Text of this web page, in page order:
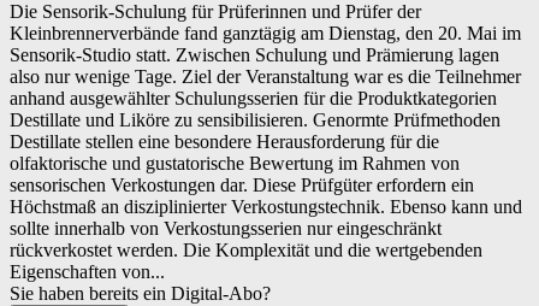
Die Sensorik-Schulung für Prüferinnen und Prüfer der
Kleinbrennerverbände fand ganztägig am Dienstag, den 20. Mai im
Sensorik-Studio statt. Zwischen Schulung und Prämierung lagen
also nur wenige Tage. Ziel der Veranstaltung war es die Teilnehmer
anhand ausgewählter Schulungsserien für die Produktkategorien
Destillate und Liköre zu sensibilisieren. Genormte Prüfmethoden
Destillate stellen eine besondere Herausforderung für die
olfaktorische und gustatorische Bewertung im Rahmen von
sensorischen Verkostungen dar. Diese Prüfgüter erfordern ein
Höchstmaß an disziplinierter Verkostungstechnik. Ebenso kann und
sollte innerhalb von Verkostungsserien nur eingeschränkt
rückverkostet werden. Die Komplexität und die wertgebenden
Eigenschaften von...
Sie haben bereits ein Digital-Abo?